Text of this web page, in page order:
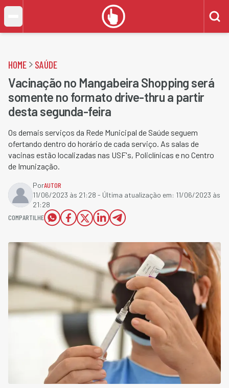
HOME SAÚDE
Vacinação no Mangabeira Shopping será
somente no formato drive-thru a partir
desta segunda-feira
Os demais serviços da Rede Municipal de Saúde seguem
ofertando dentro do horário de cada serviço. As salas de
vacinas estão localizadas nas USF's, Policlínicas e no Centro
de Imunização.
PorAUTOR
11/06/2023 às 21:28 - Última atualização em: 11/06/2023 às
21:28
COMPARTILHE